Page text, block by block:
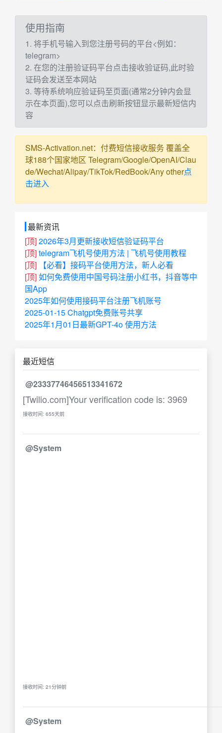
使用指南
1. 将手机号输入到您注册号码的平台<例如：
telegram>
2. 在您的注册验证码平台点击接收验证码,此时验
证码会发送至本网站
3. 等待系统响应验证码至页面(通常2分钟内会显
示在本页面),您可以点击刷新按钮显示最新短信内
容
SMS-Activation.net：付费短信接收服务 覆盖全
球188个国家地区 Telegram/Google/OpenAI/Clau
de/Wechat/Alipay/TikTok/RedBook/Any other点
击进入
最新资讯
[顶]2026年3月更新接收短信验证码平台
[顶]telegram飞机号使用方法 | 飞机号使用教程
[顶]
【必看】接码平台使用方法，新人必看
[顶]如何免费使用中国号码注册小红书，抖音等中
国App
2025年如何使用接码平台注册飞机账号
2025-01-15 Chatgpt免费账号共享
2025年1月01日最新GPT-4o 使用方法
最近短信
@23337746456513341672
[Twilio.com]Your verification code is: 3969
接收时间: 655天前
@System
接收时间: 21分钟前
@System